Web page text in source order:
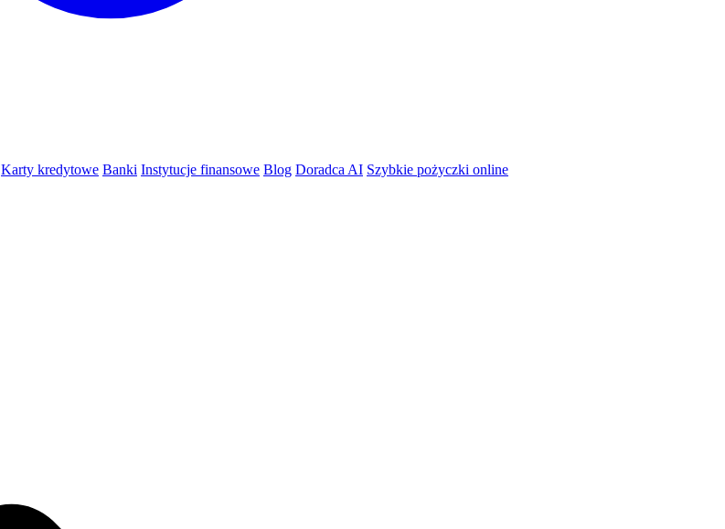
Karty kredytowe Banki Instytucje finansowe Blog Doradca AI Szybkie pożyczki online